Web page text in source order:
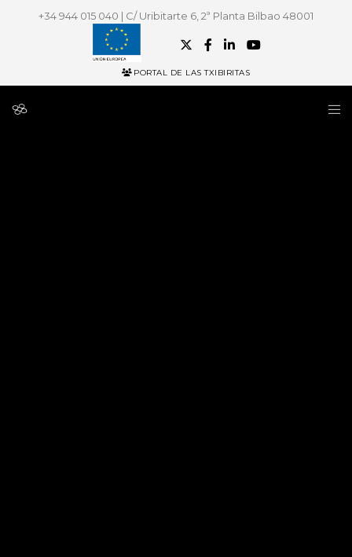
+34 944 015 040 | C/ Uribitarte 6, 2ª Planta Bilbao 48001
PORTAL DE LAS TXIBIRITAS